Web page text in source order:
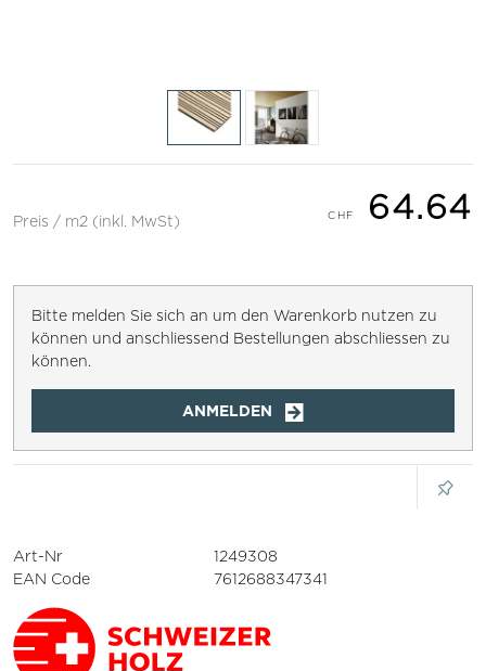
Preis / m2 (inkl. MwSt) 64.64
Bitte melden Sie sich an um den Warenkorb nutzen zu
können und anschliessend Bestellungen abschliessen zu
können.
ANMELDEN
Art-Nr
1249308
EAN Code
7612688347341